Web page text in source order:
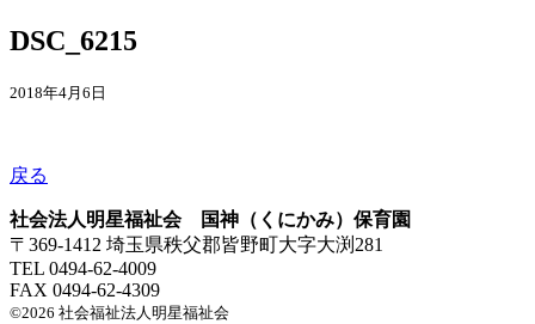
DSC_6215
2018年4月6日
戻る
社会法人明星福祉会 国神（くにかみ）保育園
〒369-1412 埼玉県秩父郡皆野町大字大渕281
TEL 0494-62-4009
FAX 0494-62-4309
©2026 社会福祉法人明星福祉会